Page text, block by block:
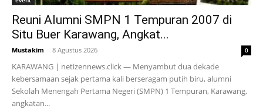
Reuni Alumni SMPN 1 Tempuran 2007 di
Situ Buer Karawang, Angkat...
Mustakim - 8 Agustus 2026 0
KARAWANG | netizennews.click — Menyambut dua dekade
kebersamaan sejak pertama kali berseragam putih biru, alumni
Sekolah Menengah Pertama Negeri (SMPN) 1 Tempuran, Karawang,
angkatan...